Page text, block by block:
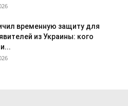
временную защиту для
из Украины: кого